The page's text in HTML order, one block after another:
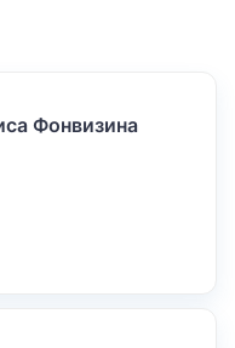
Фонвизина